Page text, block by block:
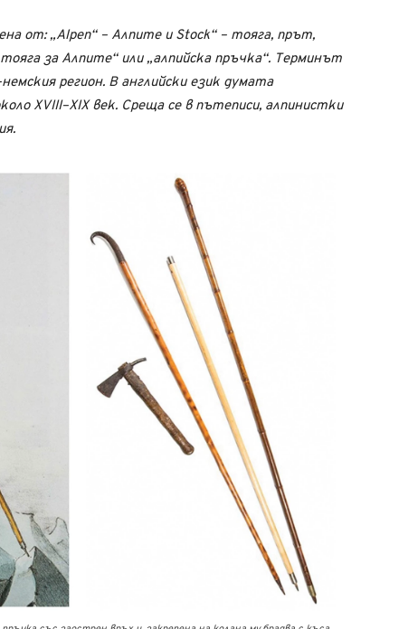
от: „Alpen“ – Алпите и Stock“ – тояга, прът,
за Алпите“ или „алпийска пръчка“. Терминът
регион. В английски език думата
XVIII–XIX век. Среща се в пътеписи, алпинистки